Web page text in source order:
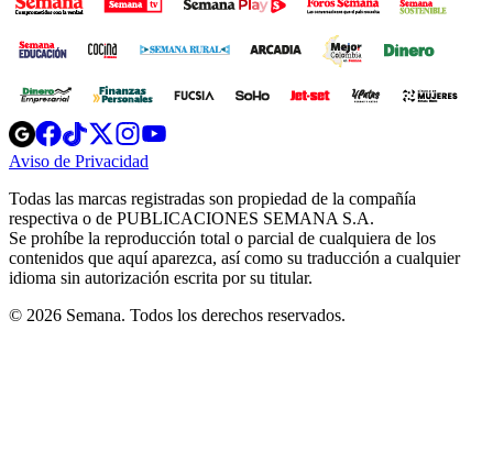
Opens
in
new
Opens
in
new
Opens
in
new
window
Opens
new
windowwindow
Aviso de Privacidad
new
window
Todas las marcas registradas son propiedad de la compañía
respectiva o de PUBLICACIONES SEMANA S.A.
Se prohíbe la reproducción total o parcial de cualquiera de los
contenidos que aquí aparezca, así como su traducción a cualquier
idioma sin autorización escrita por su titular.
© 2026 Semana. Todos los derechos reservados.